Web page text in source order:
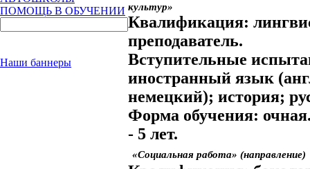
ПОМОЩЬ В ОБУЧЕНИИ
Наши баннеры
культур»
Квалификация:
преподаватель.
Вступительные
иностранный язык
немецкий); история;
Форма обучения:
- 5 лет.
«Социальная работа» (направление)